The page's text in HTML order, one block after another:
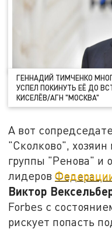
ГЕННАДИЙ ТИМЧЕНКО
УСПЕЛ ПОКИНУТЬ ЕЁ ДО
КИСЕЛЁВ/АГН "МОСКВА"
А вот
"Сколково",
группы "Ренова" и
лидеров
Виктор
Forbes с
рискует попасть